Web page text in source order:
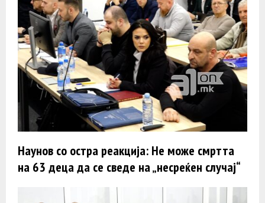
Наунов со остра реакција: Не може смртта
на 63 деца да се сведе на „несреќен случај“